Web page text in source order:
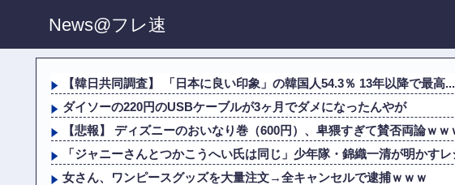
News@フレ速
【韓日共同調査】 「日本に良い印象」の韓国人54.3％ 13年以降で最高...
ダイソーの220円のUSBケーブルが3ヶ月でダメになったんやが
【悲報】 ディズニーのおいなり巻（600円）、卑猥すぎて賛否両論ｗｗ
「ジャニーさんとつかこうへい氏は同じ」少年隊・錦織一清が明かす
女さん、ワンピースグッズを大量注文→全キャンセルで逮捕ｗｗｗ